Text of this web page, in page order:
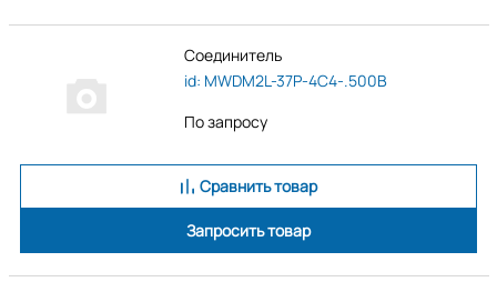
Соединитель
id: MWDM2L-37P-4C4-.500B
По запросу
Сравнить товар
Запросить товар